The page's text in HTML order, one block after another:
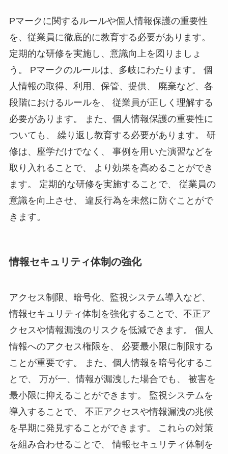
Pマークに関するルールや個人情報保護の重要性
を、従業員に徹底的に教育する必要があります。
定期的な研修を実施し、意識向上を図りましょ
う。 Pマークのルールは、多岐にわたります。 個
人情報の取得、利用、保管、提供、 廃棄など、各
段階におけるルールを、 従業員が正しく理解する
必要があります。 また、個人情報保護の重要性に
ついても、 繰り返し教育する必要があります。 研
修は、座学だけでなく、 事例を用いた演習などを
取り入れることで、 より効果を高めることができ
ます。 定期的な研修を実施することで、 従業員の
意識を向上させ、 違反行為を未然に防ぐことがで
きます。
情報セキュリティ体制の強化
アクセス制限、暗号化、監視システム導入など、
情報セキュリティ体制を強化することで、不正ア
クセスや情報漏洩のリスクを低減できます。 個人
情報へのアクセス権限を、 必要最小限に制限する
ことが重要です。 また、個人情報を暗号化するこ
とで、 万が一、情報が漏洩した場合でも、 被害を
最小限に抑えることができます。 監視システムを
導入することで、 不正アクセスや情報漏洩の兆候
を早期に発見することができます。 これらの対策
を組み合わせることで、 情報セキュリティ体制を